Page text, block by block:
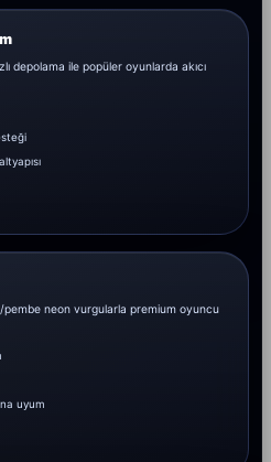
depolama ile popüler oyunlarda akıcı
neon vurgularla premium oyuncu
uyum